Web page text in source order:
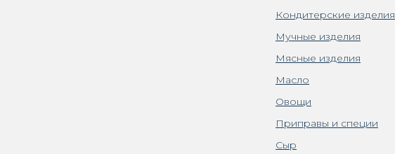
Кондитерские изделия
Мучные изделия
Мясные изделия
Масло
Овощи
Приправы и специи
Сыр